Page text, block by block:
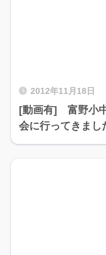
2012年11月18日
[動画有] 富野小
会に行ってきまし